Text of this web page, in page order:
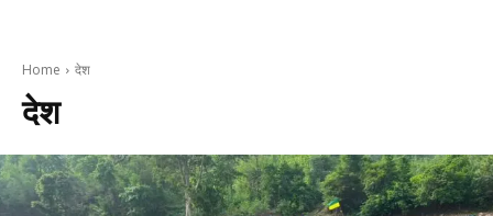
Home देश
देश